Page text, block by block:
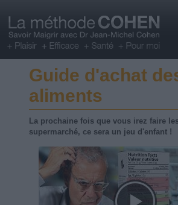
Guide d'achat
aliments
La prochaine fois que vous irez faire
supermarché, ce sera un jeu d'enfant !